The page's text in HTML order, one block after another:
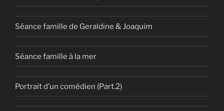
Séance famille de Geraldine & Joaquim
Séance famille à la mer
Portrait d’un comédien (Part.2)